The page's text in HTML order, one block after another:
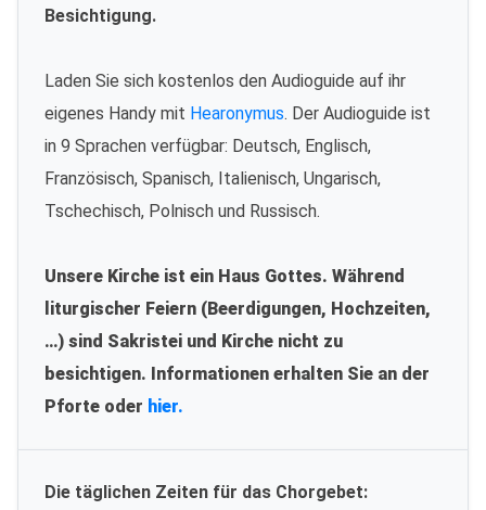
Besichtigung.
Laden Sie sich kostenlos den Audioguide auf ihr
eigenes Handy mit Hearonymus. Der Audioguide ist
in 9 Sprachen verfügbar: Deutsch, Englisch,
Französisch, Spanisch, Italienisch, Ungarisch,
Tschechisch, Polnisch und Russisch.
Unsere Kirche ist ein Haus Gottes. Während
liturgischer Feiern (Beerdigungen, Hochzeiten,
…) sind Sakristei und Kirche nicht zu
besichtigen. Informationen erhalten Sie an der
Pforte oder hier.
Die täglichen Zeiten für das Chorgebet: